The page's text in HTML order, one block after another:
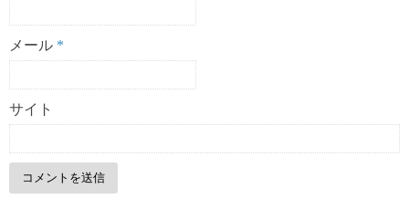
メール *
サイト